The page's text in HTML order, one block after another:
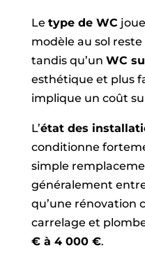
Le type de WC
modèle au sol
tandis qu’un WC
esthétique et plus
implique un coût
L’état des
conditionne
simple
généralement
qu’une rénovation
carrelage et
€ à 4 000 €.